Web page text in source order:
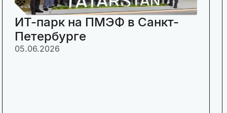
ИТ-парк на ПМЭФ в Санкт-
Петербурге
05.06.2026